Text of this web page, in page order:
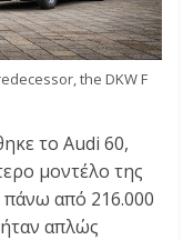
the DKW F
το Audi 60,
μοντέλο της
πάνω από 216.000
απλώς